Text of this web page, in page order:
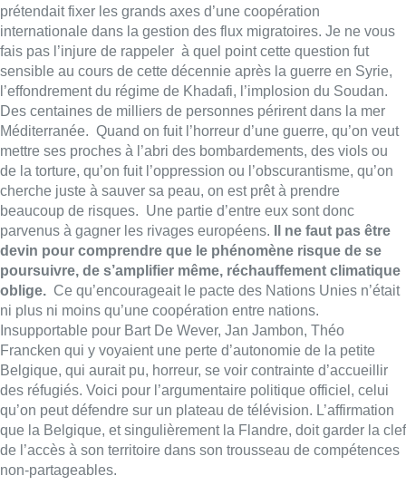
prétendait fixer les grands axes d’une coopération
internationale dans la gestion des flux migratoires. Je ne vous
fais pas l’injure de rappeler à quel point cette question fut
sensible au cours de cette décennie après la guerre en Syrie,
l’effondrement du régime de Khadafi, l’implosion du Soudan.
Des centaines de milliers de personnes périrent dans la mer
Méditerranée. Quand on fuit l’horreur d’une guerre, qu’on veut
mettre ses proches à l’abri des bombardements, des viols ou
de la torture, qu’on fuit l’oppression ou l’obscurantisme, qu’on
cherche juste à sauver sa peau, on est prêt à prendre
beaucoup de risques. Une partie d’entre eux sont donc
parvenus à gagner les rivages européens.
Il ne faut pas être
devin pour comprendre que le phénomène risque de se
poursuivre, de s’amplifier même, réchauffement climatique
oblige. Ce qu’encourageait le pacte des Nations Unies n’était
ni plus ni moins qu’une coopération entre nations.
Insupportable pour Bart De Wever, Jan Jambon, Théo
Francken qui y voyaient une perte d’autonomie de la petite
Belgique, qui aurait pu, horreur, se voir contrainte d’accueillir
des réfugiés. Voici pour l’argumentaire politique officiel, celui
qu’on peut défendre sur un plateau de télévision. L’affirmation
que la Belgique, et singulièrement la Flandre, doit garder la clef
de l’accès à son territoire dans son trousseau de compétences
non-partageables.